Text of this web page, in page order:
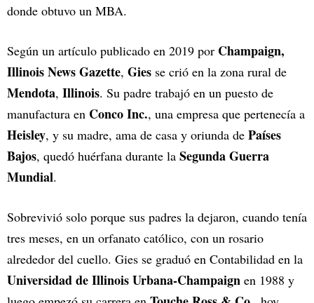
donde obtuvo un MBA.
Según un artículo publicado en 2019 por Champaign,
Illinois News Gazette, Gies se crió en la zona rural de
Mendota, Illinois. Su padre trabajó en un puesto de
manufactura en Conco Inc., una empresa que pertenecía a
Heisley, y su madre, ama de casa y oriunda de Países
Bajos, quedó huérfana durante la Segunda Guerra
Mundial.
Sobrevivió solo porque sus padres la dejaron, cuando tenía
tres meses, en un orfanato católico, con un rosario
alrededor del cuello. Gies se graduó en Contabilidad en la
Universidad de Illinois Urbana-Champaign en 1988 y